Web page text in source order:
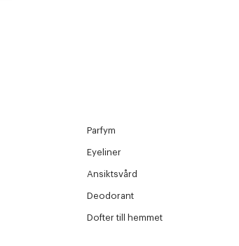
Parfym
Eyeliner
Ansiktsvård
Deodorant
Dofter till hemmet